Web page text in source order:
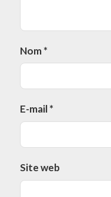
Nom*
E-mail*
Site web